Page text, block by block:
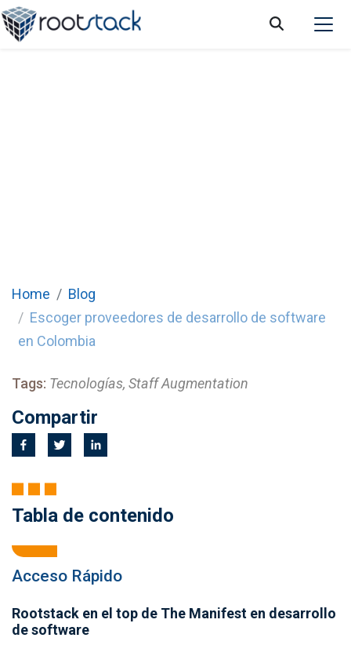
Home
Blog
Escoger proveedores de desarrollo de software
en Colombia
Tags: Tecnologías, Staff Augmentation
Compartir
Tabla de contenido
Acceso Rápido
Rootstack en el top de The Manifest en desarrollo
de software